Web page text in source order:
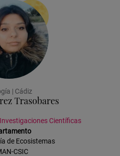
| Cádiz
Trasobares
Científicas
de Ecosistemas
CSIC